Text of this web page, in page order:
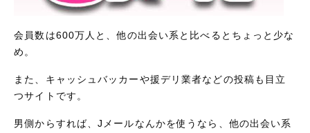
会員数は600万人と、他の出会い系と比べるとちょっと少な
め。
また、キャッシュバッカーや援デリ業者などの投稿も目立
つサイトです。
男側からすれば、Jメールなんかを使うなら、他の出会い系